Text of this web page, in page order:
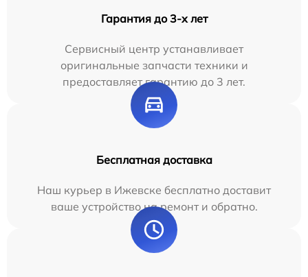
Гарантия до 3-х лет
Сервисный центр устанавливает
оригинальные запчасти техники и
предоставляет гарантию до 3 лет.
Бесплатная доставка
Наш курьер в Ижевске бесплатно доставит
ваше устройство на ремонт и обратно.